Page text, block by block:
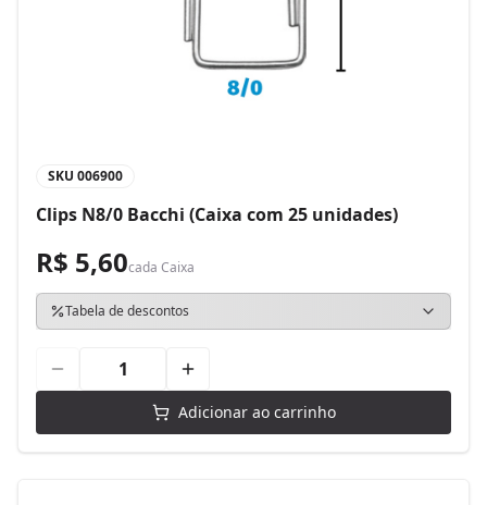
SKU 006900
Clips N8/0 Bacchi (Caixa com 25 unidades)
R$ 5,60cada Caixa
Tabela de descontos
Adicionar ao carrinho